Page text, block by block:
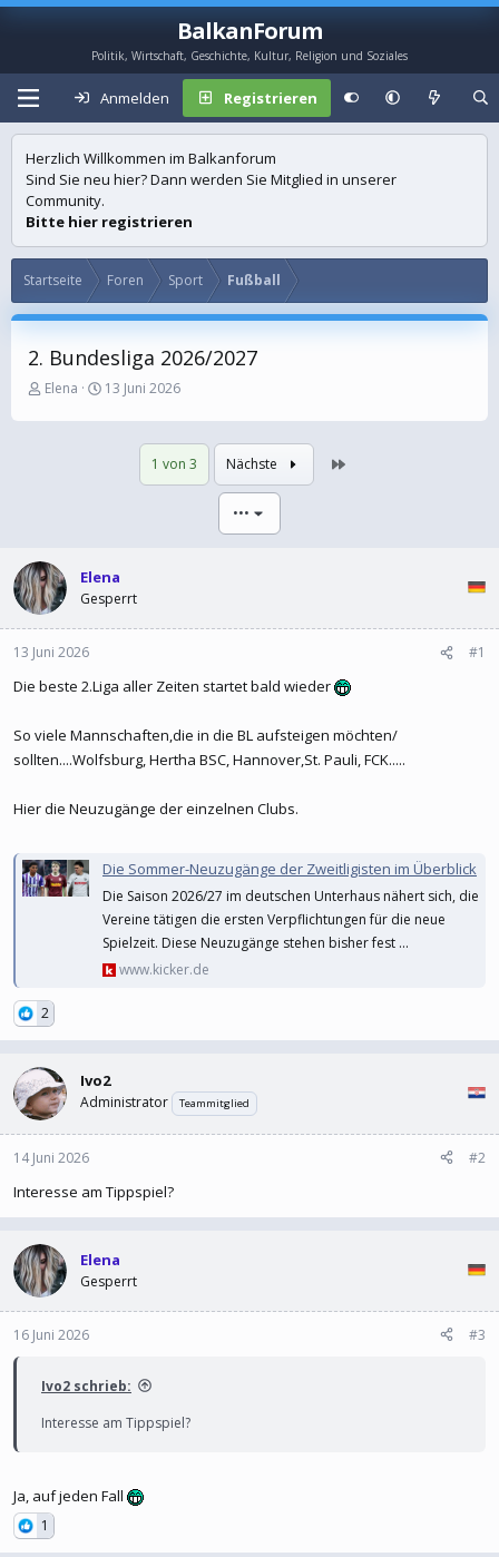
BalkanForum
Politik, Wirtschaft, Geschichte, Kultur, Religion und Soziales
Anmelden Registrieren
Herzlich Willkommen im Balkanforum
Sind Sie neu hier? Dann werden Sie Mitglied in unserer
Community.
Bitte hier registrieren
Startseite Foren Sport Fußball
2. Bundesliga 2026/2027
E
s
Elena
E
s
13 Juni 2026
1 von 3 Nächste
•••
Elena
Gesperrt
13 Juni 2026 #1
Die beste 2.Liga aller Zeiten startet bald wieder
So viele Mannschaften,die in die BL aufsteigen möchten/
sollten....Wolfsburg, Hertha BSC, Hannover,St. Pauli, FCK.....
Hier die Neuzugänge der einzelnen Clubs.
Die Sommer-Neuzugänge der Zweitligisten im Überblick
Die Saison 2026/27 im deutschen Unterhaus nähert sich, die
Vereine tätigen die ersten Verpflichtungen für die neue
Spielzeit. Diese Neuzugänge stehen bisher fest ...
www.kicker.de
2
Ivo2
Administrator Teammitglied
14 Juni 2026 #2
Interesse am Tippspiel?
Elena
Gesperrt
16 Juni 2026 #3
Ivo2 schrieb:
Interesse am Tippspiel?
Ja, auf jeden Fall
1